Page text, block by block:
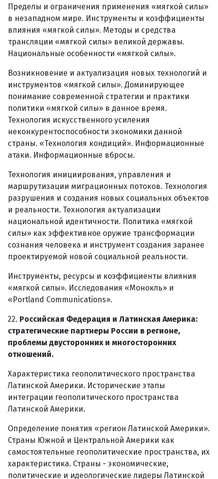
Пределы и ограничения применения «мягкой силы»
в незападном мире. Инструменты и коэффициенты
влияния «мягкой силы». Методы и средства
трансляции «мягкой силы» великой державы.
Национальные особенности «мягкой силы».
Возникновение и актуализация новых технологий и
инструментов «мягкой силы». Доминирующее
понимание современной стратегии и практики
политики «мягкой силы» в данное время.
Технология искусственного усиления
неконкурентоспособности экономики данной
страны. «Технология кондиций». Информационные
атаки. Информационные вбросы.
Технология инициирования, управления и
маршрутизации миграционных потоков. Технология
разрушения и создания новых социальных объектов
и реальности. Технология актуализации
национальной идентичности. Политика «мягкой
силы» как эффективное оружие трансформации
сознания человека и инструмент создания заранее
проектируемой новой социальной реальности.
Инструменты, ресурсы и коэффициенты влияния
«мягкой силы». Исследования «Монокль» и
«Portland Communications».
22. Российская Федерация и Латинская Америка:
стратегические партнеры России в регионе,
проблемы двусторонних и многосторонних
отношений.
Характеристика геополитического пространства
Латинской Америки. Исторические этапы
интеграции геополитического пространства
Латинской Америки.
Определение понятия «регион Латинской Америки».
Страны Южной и Центральной Америки как
самостоятельные геополитические пространства, их
характеристика. Страны - экономические,
политические и идеологические лидеры Латинской